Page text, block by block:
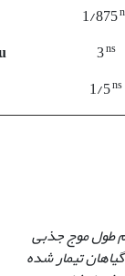
1/875
3ns
1/5ns
طول موج جذبی
400 نانومتر در گیاهان تیمار شده